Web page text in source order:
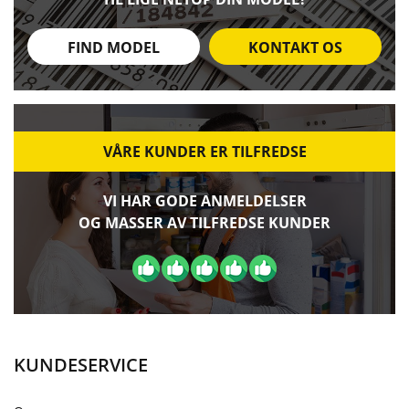
FIND MODEL KONTAKT OS
VÅRE KUNDER ER TILFREDSE
VI HAR GODE ANMELDELSER
OG MASSER AV TILFREDSE KUNDER
KUNDESERVICE